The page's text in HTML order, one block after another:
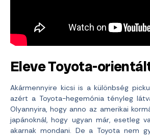
Eleve Toyota-
Akármennyire kicsi is a különbség
azért a Toyota-hegemónia tényleg
Olyannyira, hogy anno az amerikai
japánoknál, hogy ugyan már, esetleg
akarnak mondani. De a Toyota nem